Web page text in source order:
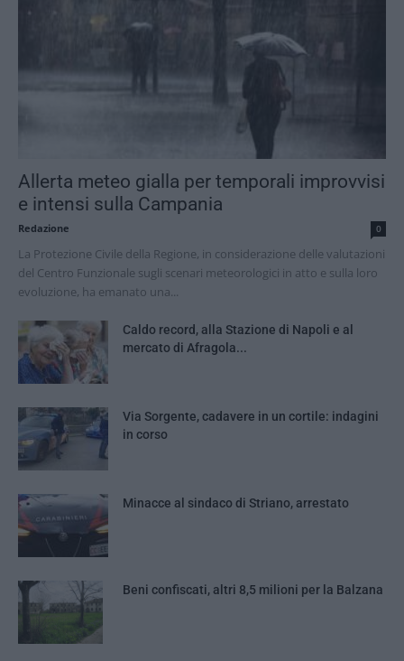
Allerta meteo gialla per temporali improvvisi
e intensi sulla Campania
Redazione 0
La Protezione Civile della Regione, in considerazione delle valutazioni
del Centro Funzionale sugli scenari meteorologici in atto e sulla loro
evoluzione, ha emanato una...
Caldo record, alla Stazione di Napoli e al
mercato di Afragola...
Via Sorgente, cadavere in un cortile: indagini
in corso
Minacce al sindaco di Striano, arrestato
Beni confiscati, altri 8,5 milioni per la Balzana